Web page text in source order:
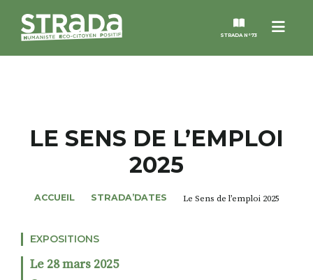
Menu
STRADA N°73
MAGAZINES
LE SENS DE L’EMPLOI
2025
ACCUEIL STRADA’DATES Le Sens de l’emploi 2025
EXPOSITIONS
Le 28 mars 2025